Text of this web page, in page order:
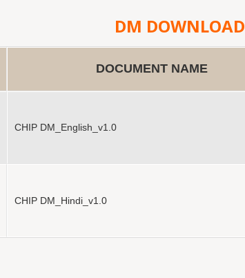
DM DOWNLOAD
DOCUMENT NAME
CHIP DM_English_v1.0
CHIP DM_Hindi_v1.0